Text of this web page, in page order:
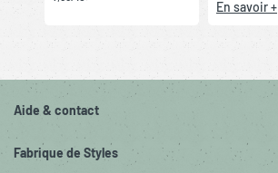
En savoir +
Aide & contact
Fabrique de Styles